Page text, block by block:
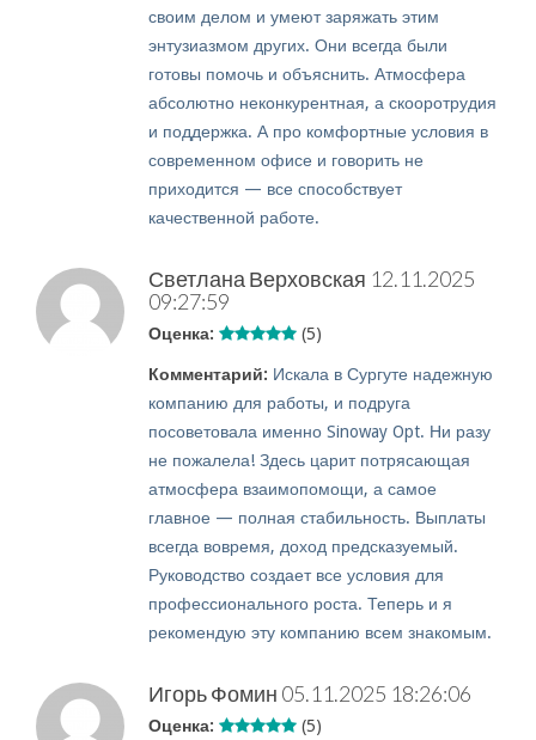
своим делом и умеют заряжать этим
энтузиазмом других. Они всегда были
готовы помочь и объяснить. Атмосфера
абсолютно неконкурентная, а скооротрудия
и поддержка. А про комфортные условия в
современном офисе и говорить не
приходится — все способствует
качественной работе.
Светлана Верховская 12.11.2025
09:27:59
Оценка: (5)
Комментарий: Искала в Сургуте надежную
компанию для работы, и подруга
посоветовала именно Sinoway Opt. Ни разу
не пожалела! Здесь царит потрясающая
атмосфера взаимопомощи, а самое
главное — полная стабильность. Выплаты
всегда вовремя, доход предсказуемый.
Руководство создает все условия для
профессионального роста. Теперь и я
рекомендую эту компанию всем знакомым.
Игорь Фомин 05.11.2025 18:26:06
Оценка: (5)